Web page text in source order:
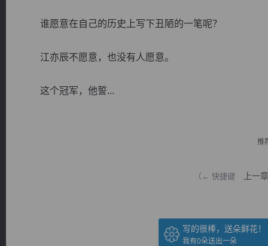
谁愿意在自己的历史上写下丑陋的一笔呢？
江亦辰不愿意，也没有人愿意。
这个冠军，他誓...
推
（← 快捷键 上一章
写的很棒，送朵鲜花！
我有0朵送出一朵